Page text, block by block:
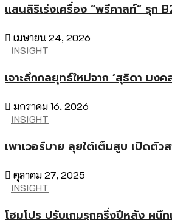
แสนสิริเร่งเครื่อง “พรีคาสท์” รุก
เมษายน 24, 2026
INSIGHT
เจาะลึกกลยุทธ์ใหม่จาก ‘สุธิดา มง
มกราคม 16, 2026
INSIGHT
เพาเวอร์บาย ลุยใต้เต็มสูบ เปิดตัว
ตุลาคม 27, 2025
INSIGHT
โฮมโปร ปรับเกมรุกครึ่งปีหลัง ผนึก